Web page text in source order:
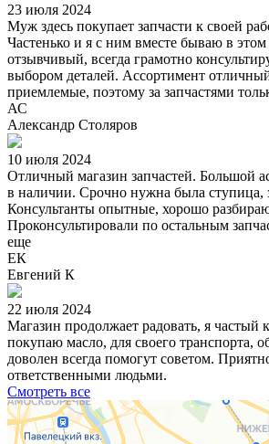
23 июля 2024
Муж здесь покупает запчасти к своей
Частенько и я с ним вместе бываю в
отзывчивый, всегда грамотно
выбором деталей. Ассортимент
приемлемые, поэтому за запчастями
АС
Александр Столяров
10 июля 2024
Отличный магазин запчастей. Большой
в наличии. Срочно нужна была ступица,
Консультанты опытные, хорошо
Проконсультировали по остальным
еще
ЕК
Евгений К
22 июля 2024
Магазин продолжает радовать, я частый
покупаю масло, для своего транспорта,
доволен всегда помогут советом.
ответственными людьми.
Смотреть все